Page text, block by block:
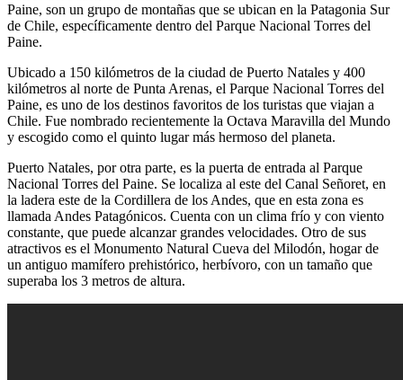
Paine, son un grupo de montañas que se ubican en la Patagonia Sur
de Chile, específicamente dentro del Parque Nacional Torres del
Paine.
Ubicado a 150 kilómetros de la ciudad de Puerto Natales y 400
kilómetros al norte de Punta Arenas, el Parque Nacional Torres del
Paine, es uno de los destinos favoritos de los turistas que viajan a
Chile. Fue nombrado recientemente la Octava Maravilla del Mundo
y escogido como el quinto lugar más hermoso del planeta.
Puerto Natales, por otra parte, es la puerta de entrada al Parque
Nacional Torres del Paine. Se localiza al este del Canal Señoret, en
la ladera este de la Cordillera de los Andes, que en esta zona es
llamada Andes Patagónicos. Cuenta con un clima frío y con viento
constante, que puede alcanzar grandes velocidades. Otro de sus
atractivos es el Monumento Natural Cueva del Milodón, hogar de
un antiguo mamífero prehistórico, herbívoro, con un tamaño que
superaba los 3 metros de altura.